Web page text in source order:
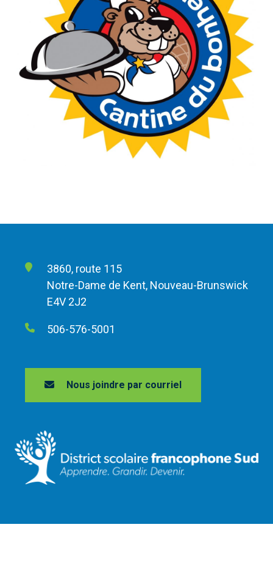
3860, route 115
Notre-Dame de Kent, Nouveau-Brunswick
E4V 2J2
506-576-5001
Nous joindre par courriel